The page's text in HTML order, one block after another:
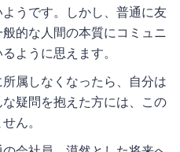
うです。しかし、普通に友
的な人間の本質にコミュニ
ように思えます。
属しなくなったら、自分は
疑問を抱えた方には、この
ん。